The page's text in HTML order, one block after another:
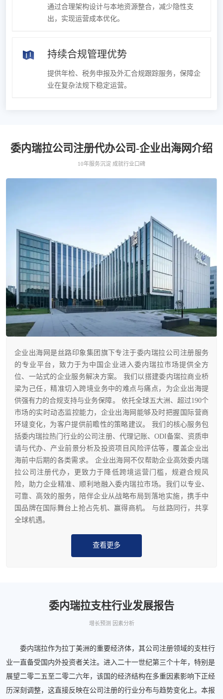
通过合理架构设计与本地资源整合，减少隐性支
出，实现运营成本优化。
持续合规管理优势
提供年检、税务申报及外汇合规跟踪服务，保障企
业在复杂法规下稳定运营。
委内瑞拉公司注册代办公司-企业出海网介绍
10年服务沉淀 成就行业口碑
企业出海网是丝路印象集团旗下专注于委内瑞拉公司注册服务
的专业平台，致力于为中国企业进入委内瑞拉市场提供全方
位、一站式的企业服务解决方案。 我们以搭建委内瑞拉商业桥
梁为己任，精准切入跨境业务中的难点与痛点，为企业出海提
供强有力的合规支持与业务保障。 依托全球五大洲、超过190个
市场的实时动态监控能力，企业出海网能够及时把握国际营商
环墶变化，为客户提供前瞻性的策略建议。 我们的核心服务包
括委内瑞拉热门行业的公司注册、代理记账、ODI备案、资质申
请与代办、产业前景分析及投资项目风险评估等，覆盖企业出
海前中后期的各类需求。 企业出海网不仅帮助企业高效委内瑞
拉公司注册代办，更致力于降低跨境运营门槛，规避合规风
险，助力企业精准、顺利地融入委内瑞拉市场。我们以专业、
可靠、高效的服务，陪伴企业从战略布局到落地实施，携手中
国品牌在国际舞台上抢占先机、赢得商机。 与丝路同行，共享
全球机遇。
查看更多
委内瑞拉支柱行业发展报告
增长预测 因素分析
委内瑞拉作为拉丁美洲的重要经济体，其公司注册领域的支柱行
业一直备受国内外投资者关注。进入二十一世纪第三个十年，特别是
展望二零二五至二零二六年，该国的经济结构在多重因素影响下正经
历深刻调整，这直接反映在公司注册的行业分布与趋势变化上。本报